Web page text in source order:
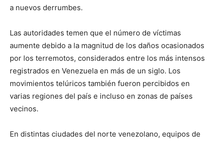
a nuevos derrumbes.
Las autoridades temen que el número de víctimas
aumente debido a la magnitud de los daños ocasionados
por los terremotos, considerados entre los más intensos
registrados en Venezuela en más de un siglo. Los
movimientos telúricos también fueron percibidos en
varias regiones del país e incluso en zonas de países
vecinos.
En distintas ciudades del norte venezolano, equipos de